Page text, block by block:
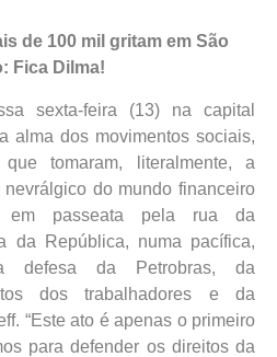
de 100 mil gritam em São
Fica Dilma!
sexta-feira (13) na capital
alma dos movimentos sociais,
tomaram, literalmente, a
do mundo financeiro
em passeata pela rua da
da República, numa pacífica,
defesa da Petrobras, da
dos trabalhadores e da
“Este ato é apenas o primeiro
para defender os direitos da